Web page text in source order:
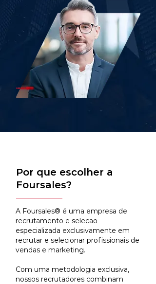
Por que escolher a
Foursales?
A Foursales® é uma empresa de
recrutamento e selecao
especializada exclusivamente em
recrutar e selecionar profissionais de
vendas e marketing.
Com uma metodologia exclusiva,
nossos recrutadores combinam